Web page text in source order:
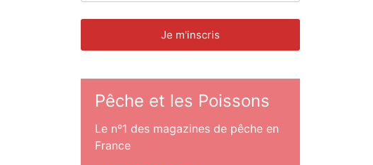
Pêche et les Poissons
Le nº1 des magazines de pêche en
France